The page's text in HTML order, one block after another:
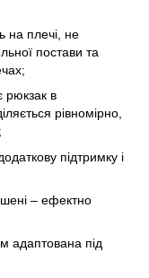
на плечі, не
постави та
рюкзак в
рівномірно,
підтримку і
– ефектно
адаптована під